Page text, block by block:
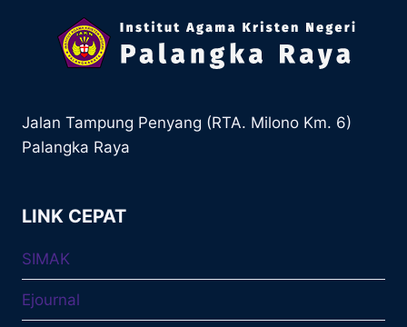
Jalan Tampung Penyang (RTA. Milono Km. 6)
Palangka Raya
LINK CEPAT
SIMAK
Ejournal